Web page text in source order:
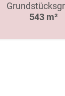
543 m²